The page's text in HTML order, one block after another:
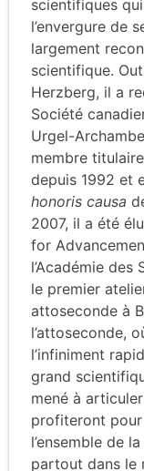
scientifiques
l’envergure de
largement
scientifique.
Herzberg, il a
Société
Urgel-
membre
depuis 1992 et
honoris causa
2007, il a été élu
for
l’Académie des
le premier
attoseconde à
l’attoseconde,
l’infiniment
grand
mené à
profiteront pour
l’ensemble de
partout dans le